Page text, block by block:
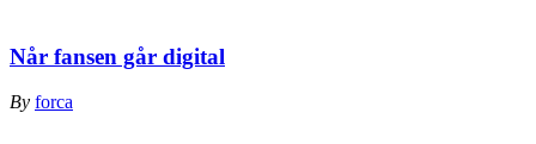
Når fansen går digital
By forca